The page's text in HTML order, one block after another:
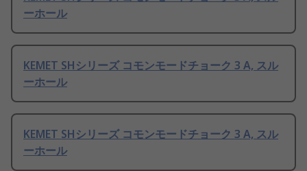
ーホール
KEMET SHシリーズ コモンモードチョーク 3 A, スル
ーホール
KEMET SHシリーズ コモンモードチョーク 3 A, スル
ーホール